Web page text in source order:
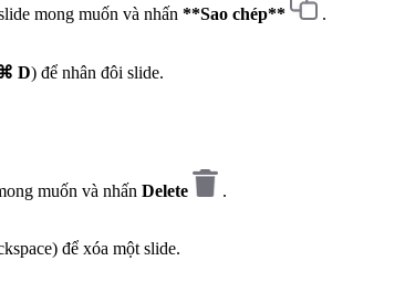
mong muốn và nhấn **Sao chép**
.
D) để nhân đôi slide.
muốn và nhấn Delete
.
để xóa một slide.